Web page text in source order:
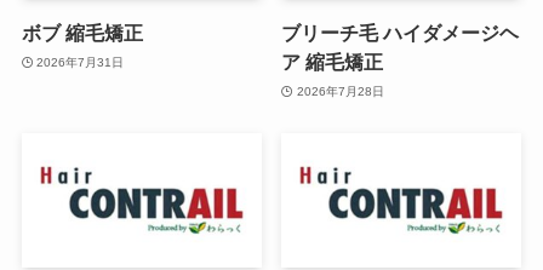
ボブ 縮毛矯正
2026年7月31日
ブリーチ毛 ハイダメージヘ
ア 縮毛矯正
2026年7月28日